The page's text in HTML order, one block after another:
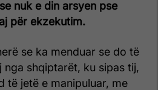
nuk e din arsyen pse
për ekzekutim.
se ka menduar se do të
nga shqiptarët, ku sipas tij,
të jetë e manipuluar, me